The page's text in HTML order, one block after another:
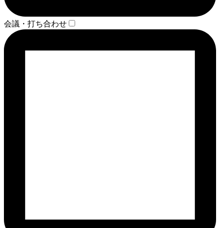
会議・打ち合わせ